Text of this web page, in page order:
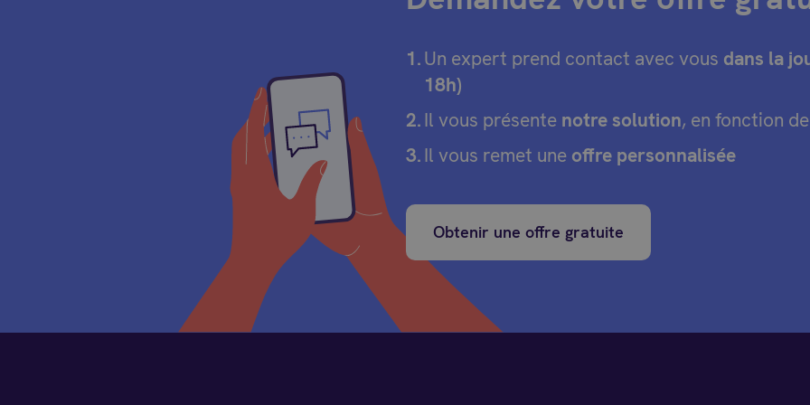
Un expert prend contact avec vous dans la
18h)
Il vous présente notre solution, en fonction
Il vous remet une offre personnalisée
Obtenir une offre gratuite